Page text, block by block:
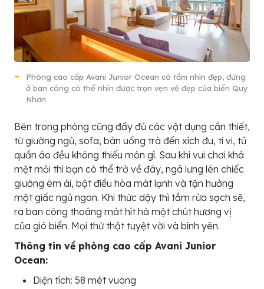
Phòng cao cấp Avani Junior Ocean có tầm nhìn đẹp, đứng
ở ban công có thể nhìn được trọn vẹn vẻ đẹp của biển Quy
Nhơn
Bên trong phòng cũng đầy đủ các vật dụng cần thiết,
từ giường ngủ, sofa, bàn uống trà đến xích đu, ti vi, tủ
quần áo đều không thiếu món gì. Sau khi vui chơi khá
mệt mỏi thì bạn có thể trở về đây, ngã lưng lên chiếc
giường êm ái, bật điều hòa mát lạnh và tận hưởng
một giấc ngủ ngon. Khi thức dậy thì tắm rửa sạch sẽ,
ra ban công thoáng mát hít hà một chút hương vị
của gió biển. Mọi thứ thật tuyệt vời và bình yên.
Thông tin về phòng cao cấp Avani Junior
Ocean:
Diện tích: 58 mét vuông